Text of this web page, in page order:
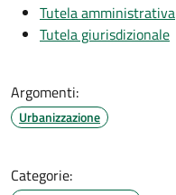
Tutela amministrativa
Tutela giurisdizionale
Argomenti:
Urbanizzazione
Categorie: